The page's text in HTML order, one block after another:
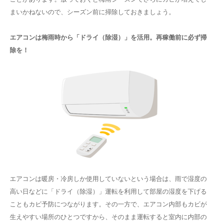
まいかねないので、シーズン前に掃除しておきましょう。
エアコンは梅雨時から「ドライ（除湿）」を活用。再稼働前に必ず掃
除を！
エアコンは暖房・冷房しか使用していないという場合は、雨で湿度の
高い日などに「ドライ（除湿）」運転を利用して部屋の湿度を下げる
こともカビ予防につながります。その一方で、エアコン内部もカビが
生えやすい場所のひとつですから、そのまま運転すると室内に内部の